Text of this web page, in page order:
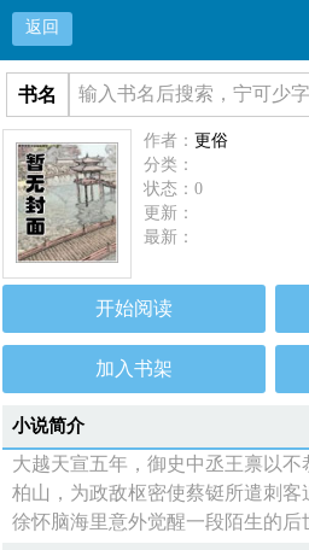
返回
书名
作者： 更俗
分类：
状态：0
更新：
最新：
开始阅读
加入书架
小说简介
大越天宣五年，御史中丞王禀以
柏山，为政敌枢密使蔡铤所遣刺
徐怀脑海里意外觉醒一段陌生的后